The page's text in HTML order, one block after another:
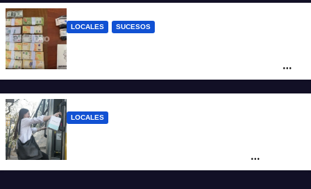
LOCALES SUCESOS
de 700 gramos de cocaína
LOCALES
unidades modernizadas